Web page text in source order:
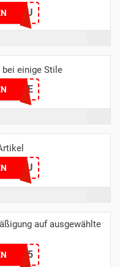
bei einige Stile
auf ausgewählte